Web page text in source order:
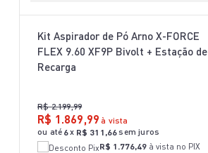
Kit Aspirador de Pó Arno X-FORCE
FLEX 9.60 XF9P Bivolt + Estação de
Recarga
R$ 2.199,99
R$ 1 .869,99 à vista
ou até 6x R$ 311 ,66sem juros
R$ 1.776,49 à vista no PIX